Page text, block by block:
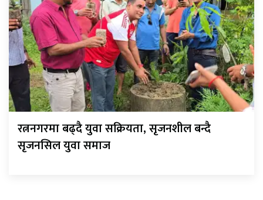
रत्ननगरमा बढ्दै युवा सक्रियता, सृजनशील बन्दै
सृजनसिल युवा समाज